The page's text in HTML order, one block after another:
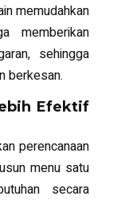
memudahkan
memberikan
sehingga
berkesan.
Efektif
perencanaan
menu satu
secara